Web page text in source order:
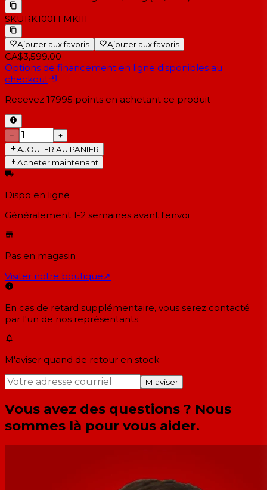
SKURK100H MKIII
Ajouter aux favoris Ajouter aux favoris
CA$3,599.00
Options de financement en ligne disponibles au
checkout
Recevez 17995 points en achetant ce produit
−
+
AJOUTER AU PANIER
Acheter maintenant
Dispo en ligne
Généralement 1-2 semaines avant l'envoi
Pas en magasin
Visiter notre boutique↗
En cas de retard supplémentaire, vous serez contacté
par l'un de nos représentants.
M'aviser quand de retour en stock
M'aviser
Vous avez des questions ? Nous
sommes là pour vous aider.